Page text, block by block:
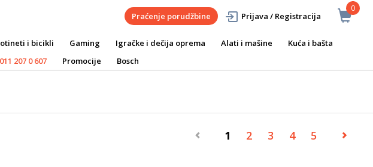
0
Praćenje porudžbine Prijava / Registracija
i bicikli Gaming Igračke i dečija oprema Alati i mašine
Kuća i bašta
207 0 607 Promocije Bosch
1 2 3 4 5